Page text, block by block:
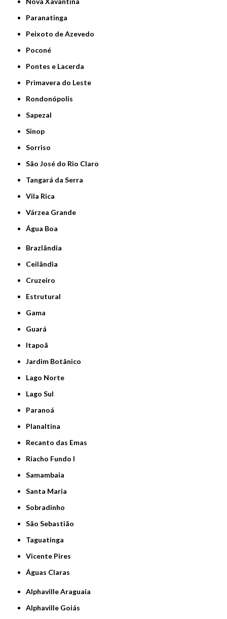
Paranatinga
Peixoto de Azevedo
Poconé
Pontes e Lacerda
Primavera do Leste
Rondonópolis
Sapezal
Sinop
Sorriso
São José do Rio Claro
Tangará da Serra
Vila Rica
Várzea Grande
Água Boa
Brazlândia
Ceilândia
Cruzeiro
Estrutural
Gama
Guará
Itapoã
Jardim Botânico
Lago Norte
Lago Sul
Paranoá
Planaltina
Recanto das Emas
Riacho Fundo I
Samambaia
Santa Maria
Sobradinho
São Sebastião
Taguatinga
Vicente Pires
Águas Claras
Alphaville Araguaia
Alphaville Goiás